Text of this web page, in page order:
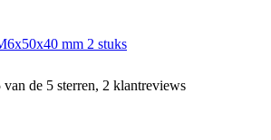
mm 2 stuks
de 5 sterren, 2 klantreviews